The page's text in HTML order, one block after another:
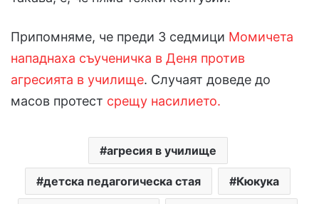
Припомняме, че преди 3 седмици Момичета
нападнаха съученичка в Деня против
агресията в училище. Случаят доведе до
масов протест срещу насилието.
агресия в училище
детска педагогическа стая Кюкука